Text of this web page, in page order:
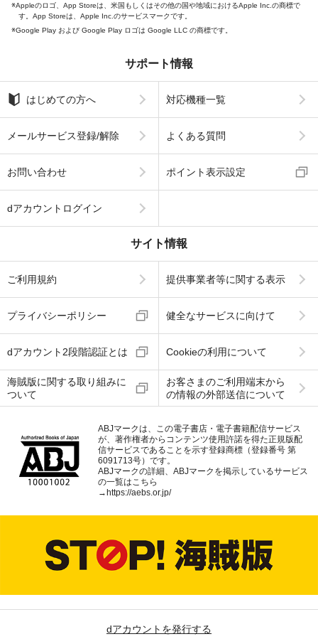
Appleのロゴ、App Storeは、米国もしくはその他の国や地域におけるApple Inc.の商標で
す。App Storeは、Apple Inc.のサービスマークです。
Google Play および Google Play ロゴは Google LLC の商標です。
サポート情報
はじめての方へ 対応機種一覧
メールサービス登録/解除 よくある質問
お問い合わせ ポイント表示設定
dアカウントログイン
サイト情報
ご利用規約 提供事業者等に関する表示
プライバシーポリシー 健全なサービスに向けて
dアカウント2段階認証とは Cookieの利用について
海賊版に関する取り組みに
ついて
お客さまのご利用端末から
の情報の外部送信について
ABJマークは、この電子書店・電子書籍配信サービス
が、著作権者からコンテンツ使用許諾を得た正規版配
信サービスであることを示す登録商標（登録番号 第
6091713号）です。
ABJマークの詳細、ABJマークを掲示しているサービス
の一覧はこちら
→https://aebs.or.jp/
dアカウントを発行する